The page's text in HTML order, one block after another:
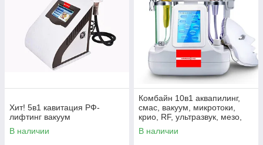
Хит! 5в1 кавитация РФ-
лифтинг вакуум
В наличии
Комбайн 10в1 аквапилинг,
смас, вакуум, микротоки,
крио, RF, ультразвук, мезо,
led маска
В наличии